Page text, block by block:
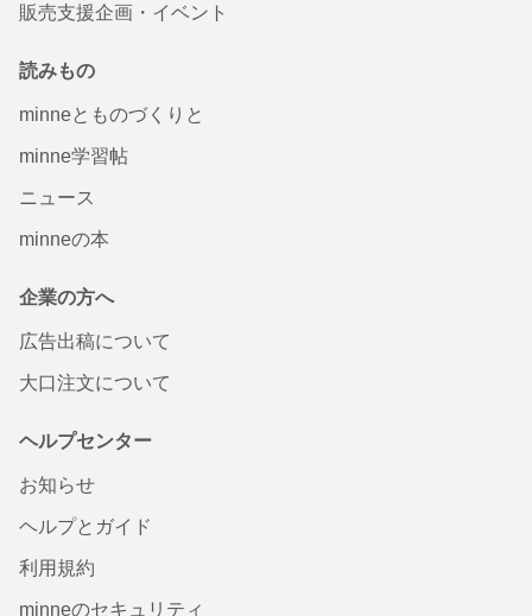
販売支援企画・イベント
読みもの
minneとものづくりと
minne学習帖
ニュース
minneの本
企業の方へ
広告出稿について
大口注文について
ヘルプセンター
お知らせ
ヘルプとガイド
利用規約
minneのセキュリティ